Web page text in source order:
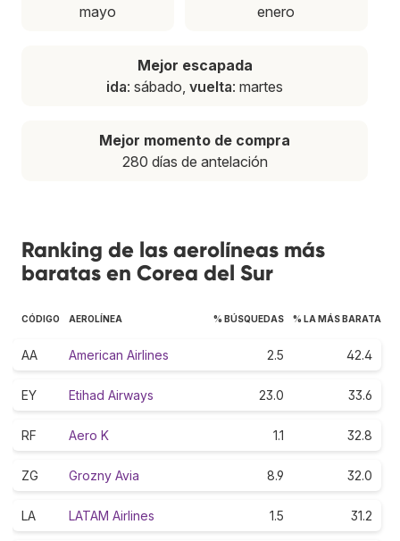
mayo
enero
Mejor escapada
ida: sábado, vuelta: martes
Mejor momento de compra
280 días de antelación
Ranking de las aerolíneas más
baratas en Corea del Sur
CÓDIGO AEROLÍNEA % BÚSQUEDAS % LA MÁS BARATA
AA American Airlines 2.5 42.4
EY Etihad Airways 23.0 33.6
RF Aero K 1.1 32.8
ZG Grozny Avia 8.9 32.0
LA LATAM Airlines 1.5 31.2